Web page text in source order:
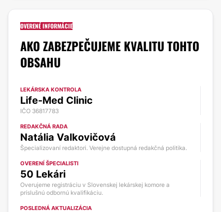
OVERENÉ INFORMÁCIE
AKO ZABEZPEČUJEME KVALITU TOHTO
OBSAHU
LEKÁRSKA KONTROLA
Life-Med Clinic
IČO 36817783
REDAKČNÁ RADA
Natália Valkovičová
Špecializovaní redaktori. Verejne dostupná redakčná politika.
OVERENÍ ŠPECIALISTI
50 Lekári
Overujeme registráciu v Slovenskej lekárskej komore a
príslušnú odbornú kvalifikáciu.
POSLEDNÁ AKTUALIZÁCIA